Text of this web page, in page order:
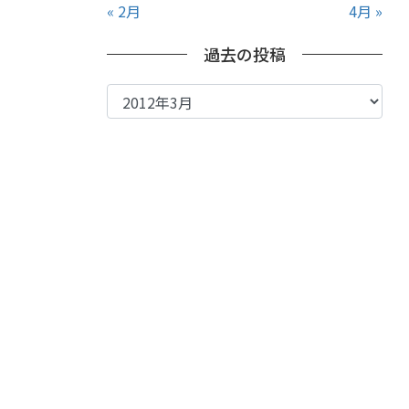
« 2月 4月 »
過去の投稿
過
去